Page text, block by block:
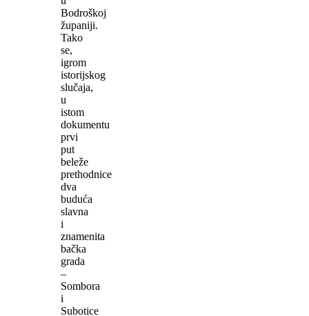
Bodroškoj
županiji.
Tako
se,
igrom
istorijskog
slučaja,
u
istom
dokumentu
prvi
put
beleže
prethodnice
dva
buduća
slavna
i
znamenita
bačka
grada
–
Sombora
i
Subotice